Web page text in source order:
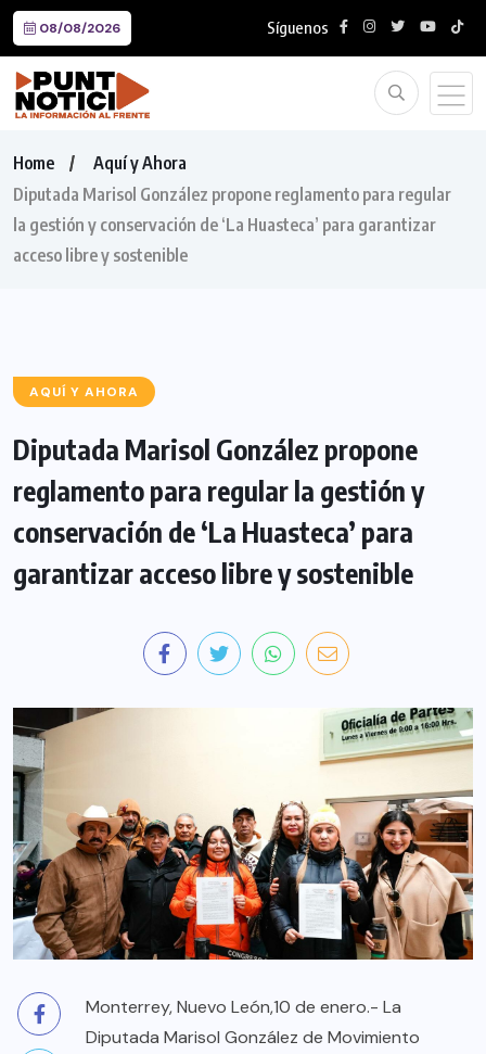
08/08/2026 Síguenos
Home
Aquí y Ahora
Diputada Marisol González propone reglamento para regular
la gestión y conservación de ‘La Huasteca’ para garantizar
acceso libre y sostenible
AQUÍ Y AHORA
Diputada Marisol González propone
reglamento para regular la gestión y
conservación de ‘La Huasteca’ para
garantizar acceso libre y sostenible
Monterrey, Nuevo León,10 de enero.- La
Diputada Marisol González de Movimiento